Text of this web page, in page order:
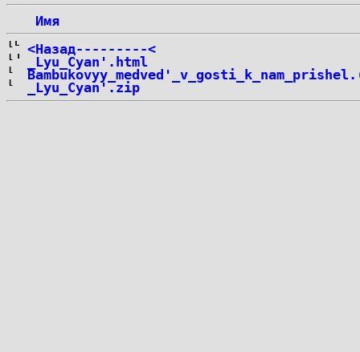
Имя
<Назад---------<
_Lyu_Cyan'.html
_Lyu_Cyan'.zip